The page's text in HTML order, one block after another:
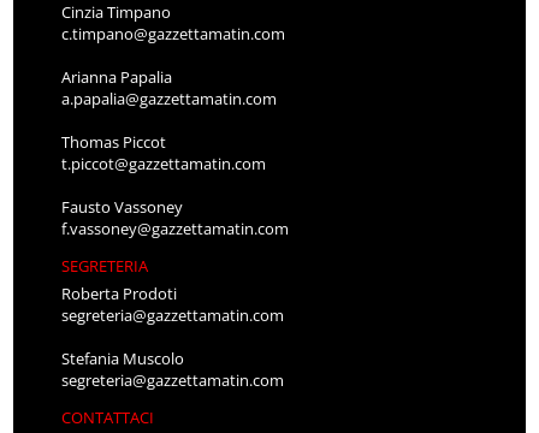
Cinzia Timpano
c.timpano@gazzettamatin.com
Arianna Papalia
a.papalia@gazzettamatin.com
Thomas Piccot
t.piccot@gazzettamatin.com
Fausto Vassoney
f.vassoney@gazzettamatin.com
SEGRETERIA
Roberta Prodoti
segreteria@gazzettamatin.com
Stefania Muscolo
segreteria@gazzettamatin.com
CONTATTACI